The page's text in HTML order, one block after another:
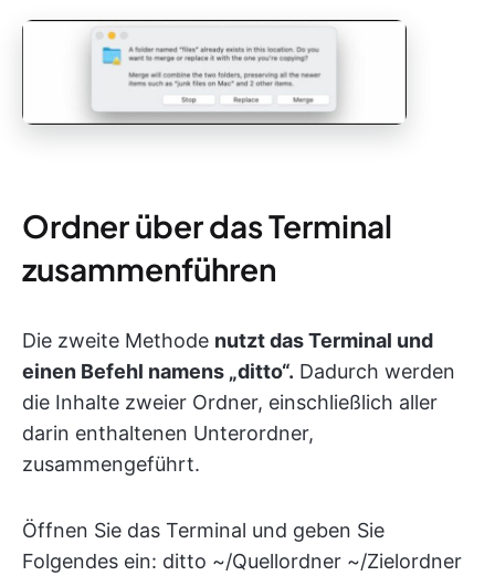
Ordner über das Terminal
zusammenführen
Die zweite Methode nutzt das Terminal und
einen Befehl namens „ditto“. Dadurch werden
die Inhalte zweier Ordner, einschließlich aller
darin enthaltenen Unterordner,
zusammengeführt.
Öffnen Sie das Terminal und geben Sie
Folgendes ein: ditto ~/Quellordner ~/Zielordner